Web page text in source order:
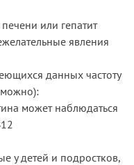
или гепатит
явления
данных частоту
может наблюдаться
у детей и подростков,